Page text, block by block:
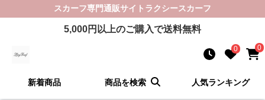
スカーフ専門通販サイト ラクシースカーフ
5,000円以上のご購入で送料無料
0 0
新着商品 商品を検索 人気ランキング